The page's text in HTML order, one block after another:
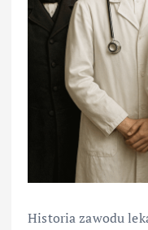
Historia zawodu